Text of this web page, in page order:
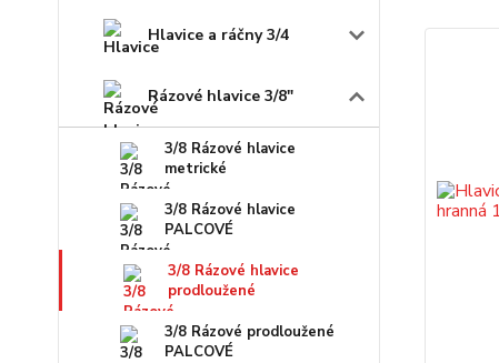
Hlavice a ráčny 3/4
Rázové hlavice 3/8"
3/8 Rázové hlavice
metrické
3/8 Rázové hlavice
PALCOVÉ
3/8 Rázové hlavice
prodloužené
3/8 Rázové prodloužené
PALCOVÉ